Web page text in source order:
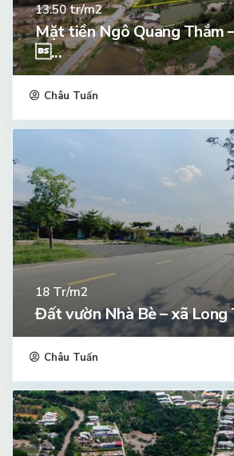
13.50tr/m2
Mặt tiền Ngô Quang Thắm
...
Châu Tuấn
18 Tr/m2
Đất vườn Nhà Bè – xã Long
Châu Tuấn